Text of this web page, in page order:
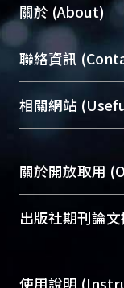
關於 (About)
臺大位居世界
展現本校豐碩
機構典藏（
台，成為臺大
究能量、促進
成果。
To
profiles and
services of
聯絡資訊
總館學科館員
醫學圖書館學
Sciences Library)
相關網站
關於開放取用
開放取用是從
動，應用在學
用逐年攀升。
出版社期刊論
使用說明